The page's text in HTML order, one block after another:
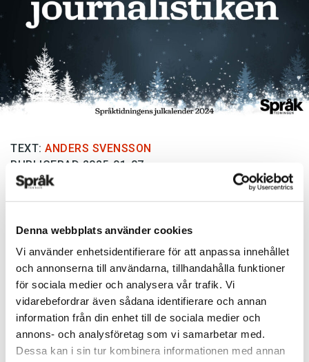
Denna webbplats använder cookies
Vi använder enhetsidentifierare för att anpassa innehållet
och annonserna till användarna, tillhandahålla funktioner
för sociala medier och analysera vår trafik. Vi
vidarebefordrar även sådana identifierare och annan
information från din enhet till de sociala medier och
annons- och analysföretag som vi samarbetar med.
Dessa kan i sin tur kombinera informationen med annan
TEXT: ANDERS SVENSSON
PUBLICERAD 2025-01-07
Språktidningens felstavningskalender
års julkalender gällde det att hitta det 24
bokstäver långa tävlingsordet genom att varje
dag identifiera den felande bokstaven i ett
felstavat ord och därefter kasta om dessa 24
bokstäver för att bilda tävlingsordet.